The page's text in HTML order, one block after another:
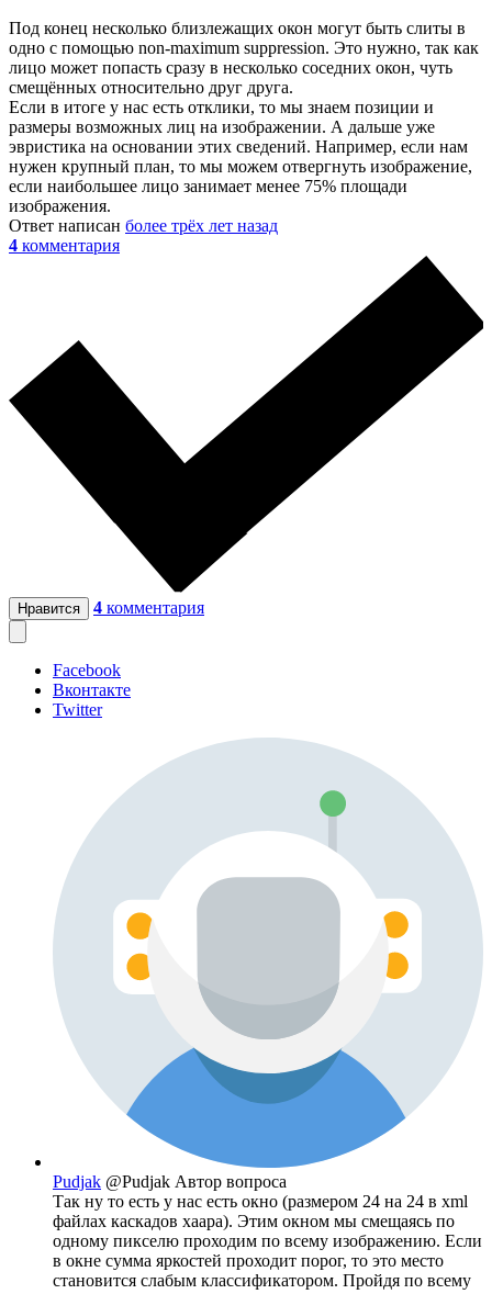
Под конец несколько близлежащих окон могут быть слиты в
одно с помощью non-maximum suppression. Это нужно, так как
лицо может попасть сразу в несколько соседних окон, чуть
смещённых относительно друг друга.
Если в итоге у нас есть отклики, то мы знаем позиции и
размеры возможных лиц на изображении. А дальше уже
эвристика на основании этих сведений. Например, если нам
нужен крупный план, то мы можем отвергнуть изображение,
если наибольшее лицо занимает менее 75% площади
изображения.
Ответ написан более трёх лет назад
4 комментария
Нравится 4 комментария
Facebook
Вконтакте
Twitter
Pudjak @Pudjak Автор вопроса
Так ну то есть у нас есть окно (размером 24 на 24 в xml
файлах каскадов хаара). Этим окном мы смещаясь по
одному пикселю проходим по всему изображению. Если
в окне сумма яркостей проходит порог, то это место
становится слабым классификатором. Пройдя по всему